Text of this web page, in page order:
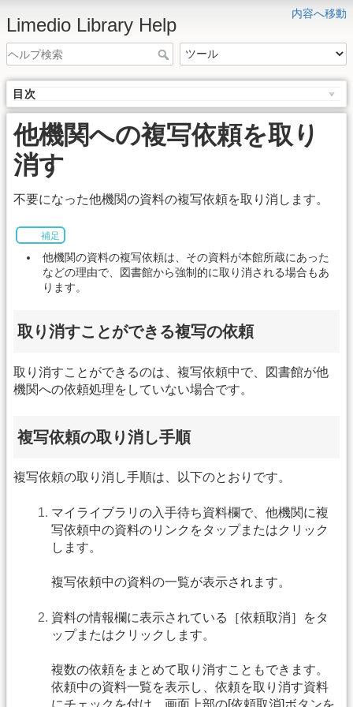
内容へ移動
Limedio Library Help
目次
他機関への複写依頼を取り
消す
不要になった他機関の資料の複写依頼を取り消します。
補足
他機関の資料の複写依頼は、その資料が本館所蔵にあった
などの理由で、図書館から強制的に取り消される場合もあ
ります。
取り消すことができる複写の依頼
取り消すことができるのは、複写依頼中で、図書館が他
機関への依頼処理をしていない場合です。
複写依頼の取り消し手順
複写依頼の取り消し手順は、以下のとおりです。
マイライブラリの入手待ち資料欄で、他機関に複
写依頼中の資料のリンクをタップまたはクリック
します。
複写依頼中の資料の一覧が表示されます。
資料の情報欄に表示されている［依頼取消］をタ
ップまたはクリックします。
複数の依頼をまとめて取り消すこともできます。
依頼中の資料一覧を表示し、依頼を取り消す資料
にチェックを付け、画面上部の[依頼取消]ボタンを